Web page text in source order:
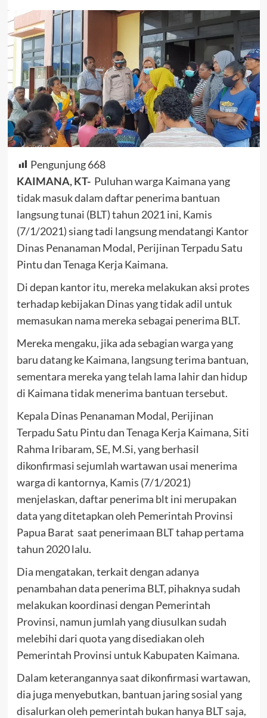
Pengunjung 668
KAIMANA, KT- Puluhan warga Kaimana yang
tidak masuk dalam daftar penerima bantuan
langsung tunai (BLT) tahun 2021 ini, Kamis
(7/1/2021) siang tadi langsung mendatangi Kantor
Dinas Penanaman Modal, Perijinan Terpadu Satu
Pintu dan Tenaga Kerja Kaimana.
Di depan kantor itu, mereka melakukan aksi protes
terhadap kebijakan Dinas yang tidak adil untuk
memasukan nama mereka sebagai penerima BLT.
Mereka mengaku, jika ada sebagian warga yang
baru datang ke Kaimana, langsung terima bantuan,
sementara mereka yang telah lama lahir dan hidup
di Kaimana tidak menerima bantuan tersebut.
Kepala Dinas Penanaman Modal, Perijinan
Terpadu Satu Pintu dan Tenaga Kerja Kaimana, Siti
Rahma Iribaram, SE, M.Si, yang berhasil
dikonfirmasi sejumlah wartawan usai menerima
warga di kantornya, Kamis (7/1/2021)
menjelaskan, daftar penerima blt ini merupakan
data yang ditetapkan oleh Pemerintah Provinsi
Papua Barat saat penerimaan BLT tahap pertama
tahun 2020 lalu.
Dia mengatakan, terkait dengan adanya
penambahan data penerima BLT, pihaknya sudah
melakukan koordinasi dengan Pemerintah
Provinsi, namun jumlah yang diusulkan sudah
melebihi dari quota yang disediakan oleh
Pemerintah Provinsi untuk Kabupaten Kaimana.
Dalam keterangannya saat dikonfirmasi wartawan,
dia juga menyebutkan, bantuan jaring sosial yang
disalurkan oleh pemerintah bukan hanya BLT saja,